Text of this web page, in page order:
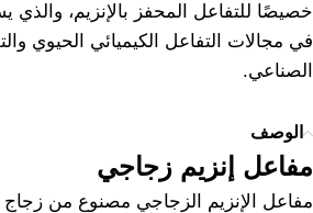
خصيصًا للتفاعل المحفز بالإنزيم،
في مجالات التفاعل الكيميائي الحيوي
الصناعي.
الوصف
مفاعل إنزيم زجاجي
مفاعل الإنزيم الزجاجي مصنوع من زجاج